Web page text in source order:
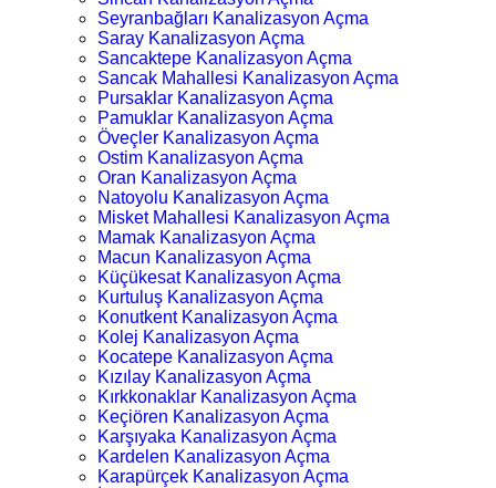
Seyranbağları Kanalizasyon Açma
Saray Kanalizasyon Açma
Sancaktepe Kanalizasyon Açma
Sancak Mahallesi Kanalizasyon Açma
Pursaklar Kanalizasyon Açma
Pamuklar Kanalizasyon Açma
Öveçler Kanalizasyon Açma
Ostim Kanalizasyon Açma
Oran Kanalizasyon Açma
Natoyolu Kanalizasyon Açma
Misket Mahallesi Kanalizasyon Açma
Mamak Kanalizasyon Açma
Macun Kanalizasyon Açma
Küçükesat Kanalizasyon Açma
Kurtuluş Kanalizasyon Açma
Konutkent Kanalizasyon Açma
Kolej Kanalizasyon Açma
Kocatepe Kanalizasyon Açma
Kızılay Kanalizasyon Açma
Kırkkonaklar Kanalizasyon Açma
Keçiören Kanalizasyon Açma
Karşıyaka Kanalizasyon Açma
Kardelen Kanalizasyon Açma
Karapürçek Kanalizasyon Açma